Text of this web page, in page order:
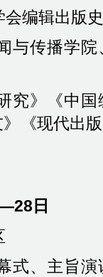
编辑出版
与传播学
究》《中
》《现代出
—28 日
式、主旨